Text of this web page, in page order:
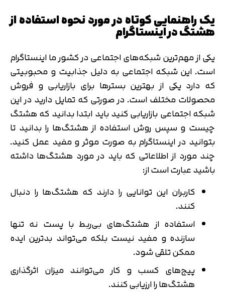
یک راهنمایی کوتاه در مورد نحوه استفاده از
هشتگ در اینستاگرام
یکی از مهم‌ترین شبکه‌های اجتماعی در کشور ما اینستاگرام
است. این شبکه اجتماعی به دلیل جذابیت و محبوبیتی
که دارد یکی از بهترین بسترها برای بازاریابی و فروش
محصولات مختلف است. در صورتی که تمایل دارید در این
شبکه اجتماعی بازاریابی کنید باید ابتدا بدانید که هشتگ
چیست و سپس روش استفاده از هشتگ‌ها را بدانید تا
بتوانید در اینستاگرام به صورت موثر و مفید عمل کنید.
چند مورد از اطلاعاتی که باید در مورد هشتگ‌ها داشته
باشید عبارت است از:
کاربران این توانایی را دارند که هشتگ‌ها را دنبال
کنند.
استفاده از هشتگ‌های بی‌ربط با پست نه تنها
سازنده و مفید نیست بلکه می‌تواند بدترین ایده
ممکن تلقی شود.
پیج‌های کسب و کار می‌توانند میزان اثرگذاری
هشتگ‌ها را ارزیابی کنند.